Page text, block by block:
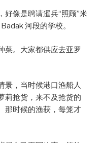
好像是聘请暹兵“照顾”米
河段的学校。
菜。大家都供应去亚罗
景，当时候港口渔船人
莉抢货，来不及抢货的
那时候的渔获，每笼才